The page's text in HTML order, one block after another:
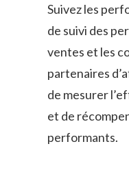
Suivez les
de suivi des
ventes et les
partenaires
de mesurer
et de
performants.